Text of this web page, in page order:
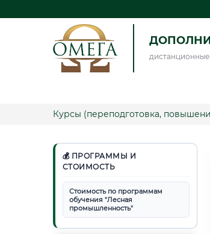
дистанционные
Курсы (переподготовка,
💰 ПРОГРАММЫ И
СТОИМОСТЬ
Стоимость по программам
обучения "Лесная
промышленность"